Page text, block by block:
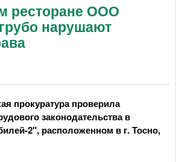
ресторане ООО
нарушают
прокуратура проверила
законодательства в
2", расположенном в г. Тосно,